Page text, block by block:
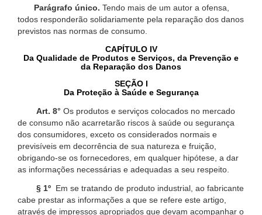
Parágrafo único. Tendo mais de um autor a ofensa,
todos responderão solidariamente pela reparação dos danos
previstos nas normas de consumo.
CAPÍTULO IV
Da Qualidade de Produtos e Serviços, da Prevenção e
da Reparação dos Danos
SEÇÃO I
Da Proteção à Saúde e Segurança
Art. 8° Os produtos e serviços colocados no mercado
de consumo não acarretarão riscos à saúde ou segurança
dos consumidores, exceto os considerados normais e
previsíveis em decorrência de sua natureza e fruição,
obrigando-se os fornecedores, em qualquer hipótese, a dar
as informações necessárias e adequadas a seu respeito.
§ 1º Em se tratando de produto industrial, ao fabricante
cabe prestar as informações a que se refere este artigo,
através de impressos apropriados que devam acompanhar o